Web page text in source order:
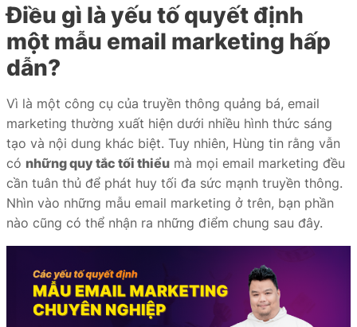
Điều gì là yếu tố quyết định
một mẫu email marketing hấp
dẫn?
Vì là một công cụ của truyền thông quảng bá, email
marketing thường xuất hiện dưới nhiều hình thức sáng
tạo và nội dung khác biệt. Tuy nhiên, Hùng tin rằng vẫn
có những quy tắc tối thiểu mà mọi email marketing đều
cần tuân thủ để phát huy tối đa sức mạnh truyền thông.
Nhìn vào những mẫu email marketing ở trên, bạn phần
nào cũng có thể nhận ra những điểm chung sau đây.